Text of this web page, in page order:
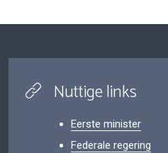
Nuttige links
Eerste minister
Federale regering